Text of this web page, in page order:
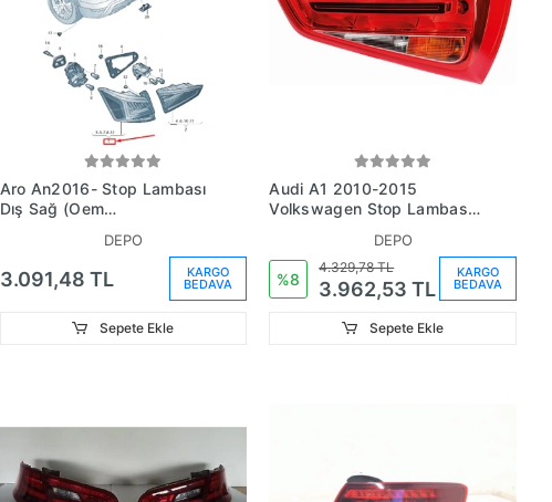
Aro An2016- Stop Lambası
Dış Sağ (Oem
DEPO
3.091,48 TL KARGO
BEDAVA
Sepete Ekle
Audi A1 2010-2015
Volkswagen Stop Lambası
No:8X0945093)DEPO
%8
4.329,78 TL
3.962,53 TL
KARGO
BEDAVA
Sepete Ekle